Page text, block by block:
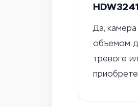
Да,
объемом
тревоге